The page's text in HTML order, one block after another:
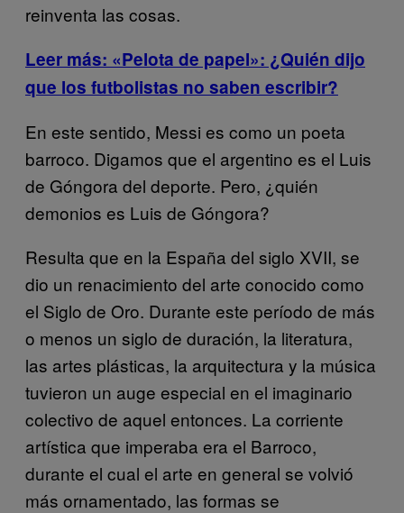
reinventa las cosas.
Leer más: «Pelota de papel»: ¿Quién dijo
que los futbolistas no saben escribir?
En este sentido, Messi es como un poeta
barroco. Digamos que el argentino es el Luis
de Góngora del deporte. Pero, ¿quién
demonios es Luis de Góngora?
Resulta que en la España del siglo XVII, se
dio un renacimiento del arte conocido como
el Siglo de Oro. Durante este período de más
o menos un siglo de duración, la literatura,
las artes plásticas, la arquitectura y la música
tuvieron un auge especial en el imaginario
colectivo de aquel entonces. La corriente
artística que imperaba era el Barroco,
durante el cual el arte en general se volvió
más ornamentado, las formas se